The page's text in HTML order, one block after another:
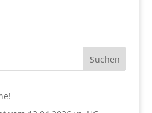
Suchen